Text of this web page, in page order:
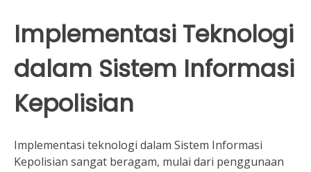
Implementasi Teknologi
dalam Sistem Informasi
Kepolisian
Implementasi teknologi dalam Sistem Informasi
Kepolisian sangat beragam, mulai dari penggunaan